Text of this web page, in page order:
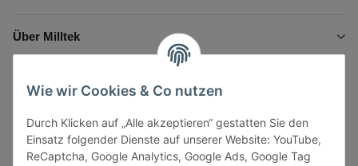
Wie wir Cookies & Co nutzen
Durch Klicken auf „Alle akzeptieren“ gestatten Sie den
Einsatz folgender Dienste auf unserer Website: YouTube,
ReCaptcha, Google Analytics, Google Ads, Google Tag
Über Milltek
Gesetzliche Informationen